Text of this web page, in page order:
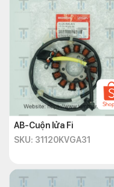
AB-Cuộn lửa Fi
SKU: 31120KVGA31